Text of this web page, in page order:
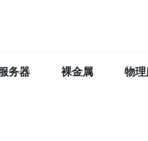
务器 裸金属 物